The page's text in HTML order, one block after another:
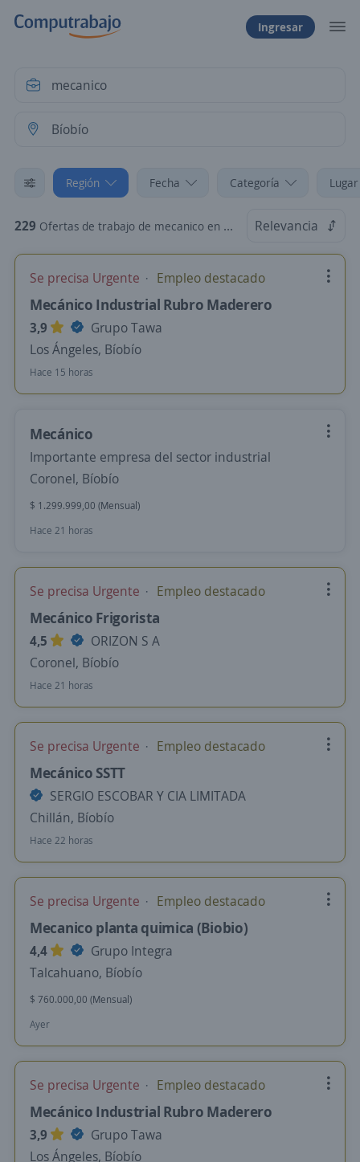
Ingresar
Región Fecha Categoría
229 Ofertas de trabajo de mecanico en Bíobío Relevancia
Se precisa Urgente Empleo destacado
Mecánico Industrial Rubro Maderero
3,9
Grupo Tawa
Los Ángeles, Bíobío
Hace 15 horas
Mecánico
Importante empresa del sector industrial
Coronel, Bíobío
$ 1.299.999,00 (Mensual)
Hace 21 horas
Se precisa Urgente Empleo destacado
Mecánico Frigorista
4,5
ORIZON S A
Coronel, Bíobío
Hace 21 horas
Se precisa Urgente Empleo destacado
Mecánico SSTT
SERGIO ESCOBAR Y CIA LIMITADA
Chillán, Bíobío
Hace 22 horas
Se precisa Urgente Empleo destacado
Mecanico planta quimica (Biobio)
4,4
Grupo Integra
Talcahuano, Bíobío
$ 760.000,00 (Mensual)
Ayer
Se precisa Urgente Empleo destacado
Mecánico Industrial Rubro Maderero
3,9
Grupo Tawa
Los Ángeles, Bíobío